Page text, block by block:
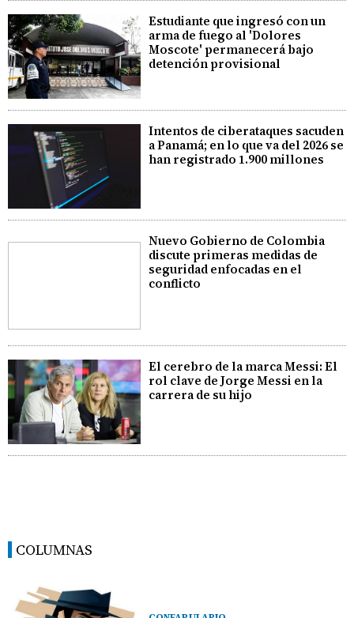
Estudiante que ingresó con un
arma de fuego al 'Dolores
Moscote' permanecerá bajo
detención provisional
Intentos de ciberataques sacuden
a Panamá; en lo que va del 2026 se
han registrado 1.900 millones
Nuevo Gobierno de Colombia
discute primeras medidas de
seguridad enfocadas en el
conflicto
El cerebro de la marca Messi: El
rol clave de Jorge Messi en la
carrera de su hijo
COLUMNAS